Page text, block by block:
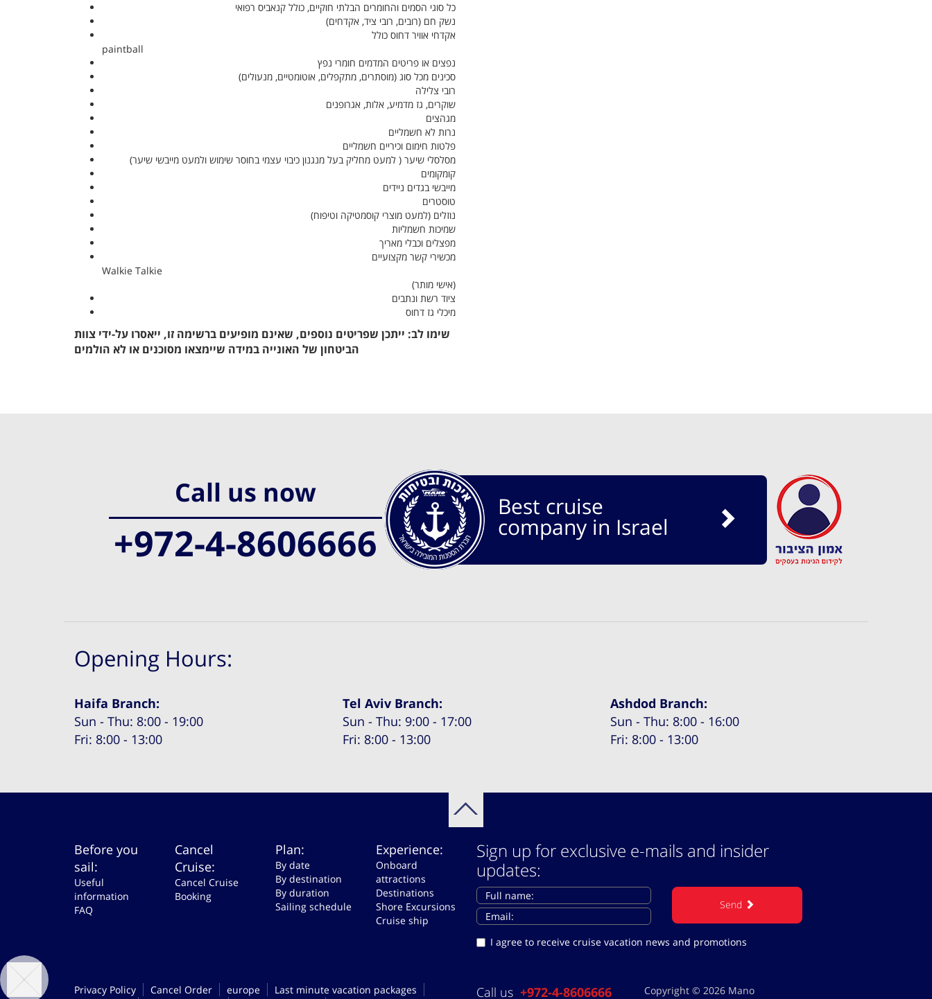
כל סוגי הסמים והחומרים הבלתי חוקיים, כולל קנאביס רפואי
נשק חם (רובים, רובי ציד, אקדחים)
אקדחי אוויר דחוס כולל
paintball
נפצים או פריטים המדמים חומרי נפץ
סכינים מכל סוג (מוסתרים, מתקפלים, אוטומטיים, מנעולים)
רובי צלילה
שוקרים, גז מדמיע, אלות, אגרופנים
מגהצים
נרות לא חשמליים
פלטות חימום וכיריים חשמליים
מסלסלי שיער ( למעט מחליק בעל מנגנון כיבוי עצמי בחוסר שימוש ולמעט מייבשי שיער)
קומקומים
מייבשי בגדים ניידים
טוסטרים
נוזלים (למעט מוצרי קוסמטיקה וטיפוח)
שמיכות חשמליות
מפצלים וכבלי מאריך
מכשירי קשר מקצועיים
Walkie Talkie
(אישי מותר)
ציוד רשת ונתבים
מיכלי גז דחוס
שימו לב: ייתכן שפריטים נוספים, שאינם מופיעים ברשימה זו, ייאסרו על-ידי צוות
הביטחון של האונייה במידה שיימצאו מסוכנים או לא הולמים
Call us now
+972-4-8606666
Best cruise
company in Israel
Opening Hours:
Haifa Branch:
Sun - Thu: 8:00 - 19:00
Fri: 8:00 - 13:00
Tel Aviv Branch:
Sun - Thu: 9:00 - 17:00
Fri: 8:00 - 13:00
Ashdod Branch:
Sun - Thu: 8:00 - 16:00
Fri: 8:00 - 13:00
Before you
sail:
Useful
information
FAQ
Cancel
Cruise:
Cancel Cruise
Booking
Plan:
By date
By destination
By duration
Sailing schedule
Experience:
Onboard
attractions
Destinations
Shore Excursions
Cruise ship
Privacy Policy Cancel Order europe
Last minute vacation packages
Sign up for exclusive e-mails and insider
updates:
I agree to receive cruise vacation news and promotions
Send
Call us +972-4-8606666
Copyright © 2026 Mano